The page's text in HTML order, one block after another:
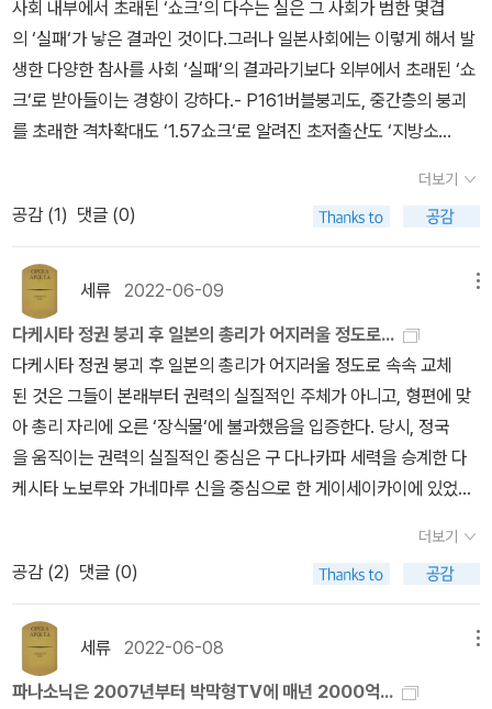
사회 내부에서 초래된 ‘쇼크‘의 다수는 실은 그 사회가 범한 몇겹
의 ‘실패‘가 낳은 결과인 것이다.그러나 일본사회에는 이렇게 해서 발
생한 다양한 참사를 사회 ‘실패‘의 결과라기보다 외부에서 초래된 ‘쇼
크‘로 받아들이는 경향이 강하다.- P161버블붕괴도, 중간층의 붕괴
를 초래한 격차확대도 ‘1.57쇼크‘로 알려진 초저출산도 ‘지방소
로 입은 사회적인 ‘쇼크‘로 받아들여지는 경향이 있다. 이렇듯 ‘쇼
크‘로 간주하고 요령부득의 일로 받아들이는 수용 패턴은 사회가 정
책이나 정치적 타협이 야기한 실패들을 ‘실패‘로 인식하며 그 구조
적 문맥을 정면에서 응시하는 것을 곤란하게 만들고 있는 것이다.- P
162
더보기
공감 (1) 댓글 (0)
세류 2022-06-09
다케시타 정권 붕괴 후 일본의 총리가 어지러울 정도로...
다케시타 정권 붕괴 후 일본의 총리가 어지러울 정도로 속속 교체
된 것은 그들이 본래부터 권력의 실질적인 주체가 아니고, 형편에 맞
아 총리 자리에 오른 ‘장식물‘에 불과했음을 입증한다. 당시, 정국
을 움직이는 권력의 실질적인 중심은 구 다나카파 세력을 승계한 다
케시타 노보루와 가네마루 신을 중심으로 한 게이세이카이에 있었다.
런 정치 혼란과 일탈이었다면, 플러스 효과는 여야 정치인들 사이
에 ‘정치개혁‘이 최대과제라는 공통인식이 생겨난 것이었다.- P101
더보기
공감 (2) 댓글 (0)
세류 2022-06-08
파나소닉은 2007년부터 박막형TV에 매년 2000억...